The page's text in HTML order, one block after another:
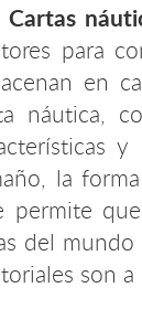
Cartas
para
en
náutica,
la
permite
del
son